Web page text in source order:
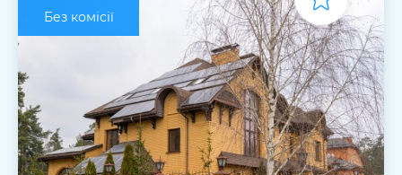
Без комісії